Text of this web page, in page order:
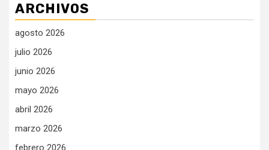
ARCHIVOS
agosto 2026
julio 2026
junio 2026
mayo 2026
abril 2026
marzo 2026
febrero 2026